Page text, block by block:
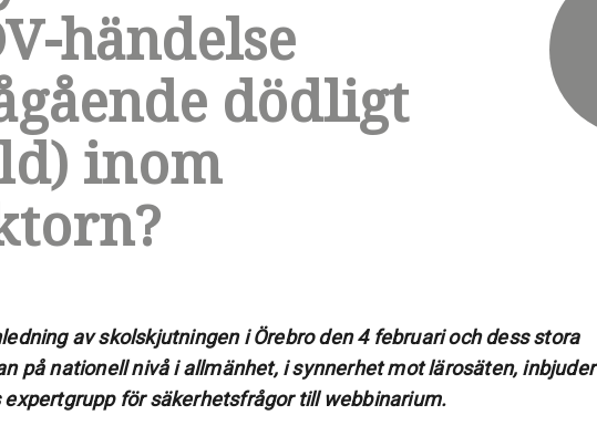
händelse
dödligt
inom
av skolskjutningen i Örebro den 4 februari och dess stora
på nationell nivå i allmänhet, i synnerhet mot lärosäten, inbjuder
expertgrupp för säkerhetsfrågor till webbinarium.